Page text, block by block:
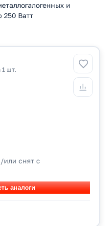
и
250 Ватт
1 шт.
или снят с